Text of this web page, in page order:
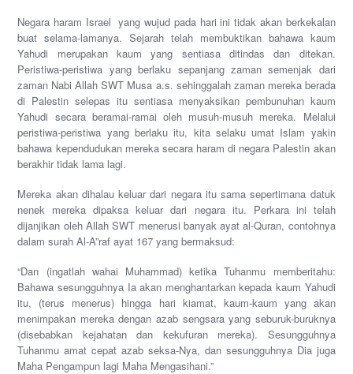
Negara haram Israel yang wujud pada hari ini tidak akan berkekalan
buat selama-lamanya. Sejarah telah membuktikan bahawa kaum
Yahudi merupakan kaum yang sentiasa ditindas dan ditekan.
Peristiwa-peristiwa yang berlaku sepanjang zaman semenjak dari
zaman Nabi Allah SWT Musa a.s. sehinggalah zaman mereka berada
di Palestin selepas itu sentiasa menyaksikan pembunuhan kaum
Yahudi secara beramai-ramai oleh musuh-musuh mereka. Melalui
peristiwa-peristiwa yang berlaku itu, kita selaku umat Islam yakin
bahawa kependudukan mereka secara haram di negara Palestin akan
berakhir tidak lama lagi.
Mereka akan dihalau keluar dari negara itu sama sepertimana datuk
nenek mereka dipaksa keluar dari negara itu. Perkara ini telah
dijanjikan oleh Allah SWT menerusi banyak ayat al-Quran, contohnya
dalam surah Al-A”raf ayat 167 yang bermaksud:
“Dan (ingatlah wahai Muhammad) ketika Tuhanmu memberitahu:
Bahawa sesungguhnya Ia akan menghantarkan kepada kaum Yahudi
itu, (terus menerus) hingga hari kiamat, kaum-kaum yang akan
menimpakan mereka dengan azab sengsara yang seburuk-buruknya
(disebabkan kejahatan dan kekufuran mereka). Sesungguhnya
Tuhanmu amat cepat azab seksa-Nya, dan sesungguhnya Dia juga
Maha Pengampun lagi Maha Mengasihani.”